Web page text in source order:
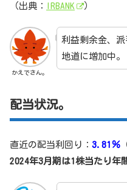
（出典： IRBANK ）
かえでさん。
利益剰余金、
地道に増加中。
配当状況。
直近の配当利回り： 3.81 ％
2024年3月期は1株当たり年